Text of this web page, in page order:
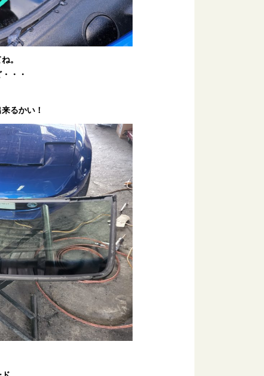
。
・・
るかい！